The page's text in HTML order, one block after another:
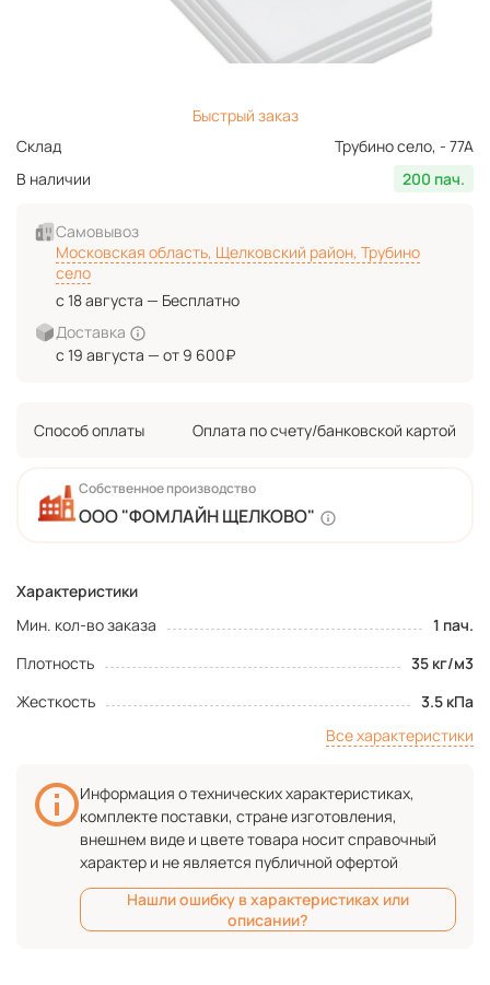
Характеристики
Мин. кол-во заказа
1 пач.
Плотность
35 кг/м3
Жесткость
3.5 кПа
Все характеристики
Собственное производство
ООО "ФОМЛАЙН ЩЕЛКОВО"
Быстрый заказ
Склад
Трубино село, - 77А
В наличии
200 пач.
Самовывоз
Московская область, Щелковский район, Трубино
село
с 18 августа — Бесплатно
Доставка
с 19 августа — от 9 600₽
Способ оплаты Оплата по счету/банковской картой
Информация о технических характеристиках,
комплекте поставки, стране изготовления,
внешнем виде и цвете товара носит справочный
характер и не является публичной офертой
Нашли ошибку в характеристиках или
описании?